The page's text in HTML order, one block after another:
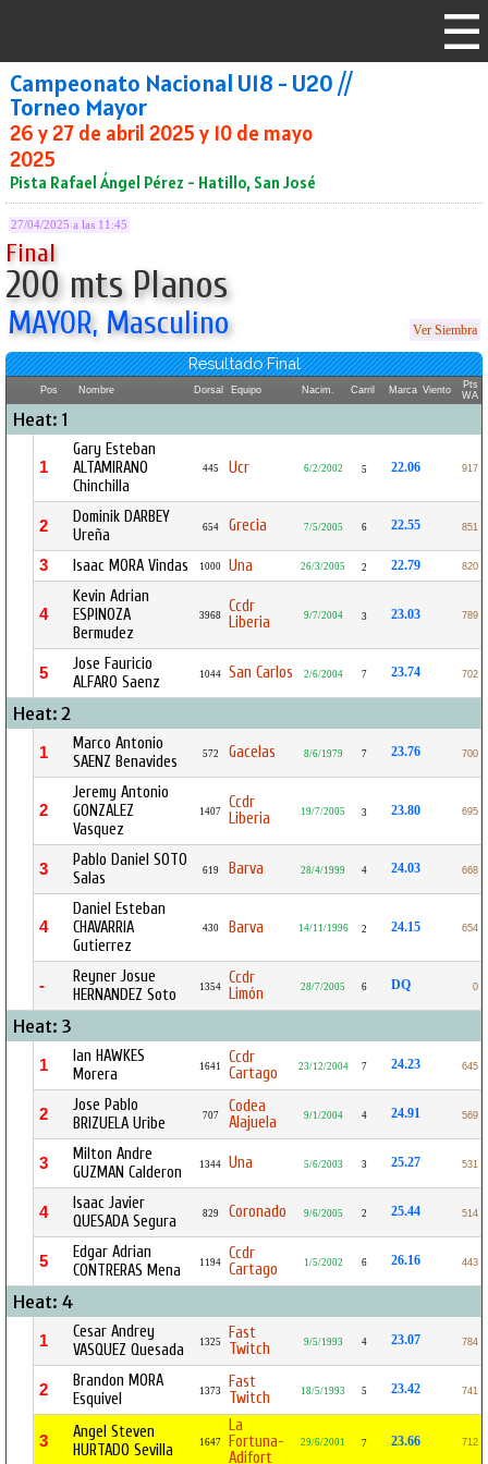
Campeonato Nacional U18 - U20 //
Torneo Mayor
26 y 27 de abril 2025 y 10 de mayo
2025
Pista Rafael Ángel Pérez - Hatillo, San José
27/04/2025 a las 11:45
Final
200 mts Planos
MAYOR, Masculino Ver Siembra
Resultado Final
Pos Nombre Dorsal Equipo Nacim. Carril Marca Viento
Pts
WA
Heat: 1
1
Gary Esteban
ALTAMIRANO
Chinchilla
445 Ucr 6/2/2002 5 22.06 917
2
Dominik DARBEY
Ureña
654 Grecia 7/5/2005 6 22.55 851
3 Isaac MORA Vindas 1000 Una 26/3/2005 2 22.79 820
4
Kevin Adrian
ESPINOZA
Bermudez
3968
Ccdr
Liberia
9/7/2004 3 23.03 789
5
Jose Fauricio
ALFARO Saenz
1044 San Carlos 2/6/2004 7 23.74 702
Heat: 2
1
Marco Antonio
SAENZ Benavides
572 Gacelas 8/6/1979 7 23.76 700
2
Jeremy Antonio
GONZALEZ
Vasquez
1407
Ccdr
Liberia
19/7/2005 3 23.80 695
3
Pablo Daniel SOTO
Salas
619 Barva 28/4/1999 4 24.03 668
4
Daniel Esteban
CHAVARRIA
Gutierrez
430 Barva 14/11/1996 2 24.15 654
-
Reyner Josue
HERNANDEZ Soto
1354
Ccdr
Limón
28/7/2005 6 DQ 0
Heat: 3
1
Ian HAWKES
Morera
1641
Ccdr
Cartago
23/12/2004 7 24.23 645
2
Jose Pablo
BRIZUELA Uribe
707
Codea
Alajuela
9/1/2004 4 24.91 569
3
Milton Andre
GUZMAN Calderon
1344 Una 5/6/2003 3 25.27 531
4
Isaac Javier
QUESADA Segura
829 Coronado 9/6/2005 2 25.44 514
5
Edgar Adrian
CONTRERAS Mena
1194
Ccdr
Cartago
1/5/2002 6 26.16 443
Heat: 4
1
Cesar Andrey
VASQUEZ Quesada
1325
Fast
Twitch
9/5/1993 4 23.07 784
2
Brandon MORA
Esquivel
1373
Fast
Twitch
18/5/1993 5 23.42 741
3
Angel Steven
HURTADO Sevilla
1647
La
Fortuna-
Adifort
29/6/2001 7 23.66 712